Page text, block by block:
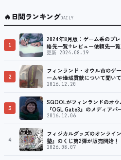
🔥日間ランキングDAILY
1
2024年8月版：ゲーム系のプ
絡先一覧+レビュー依頼先一覧
更新 2024.08.19
2
フィンランド・オウル市の
ームや地域貢献について聞い
2016.12.20
3
SQOOLがフィンランドのオ
『OGL Gate3』のメディアパ
2016.12.06
4
フィジカルグッズのオンライ
塾』のくじ第2弾が販売開始！
2026.08.07